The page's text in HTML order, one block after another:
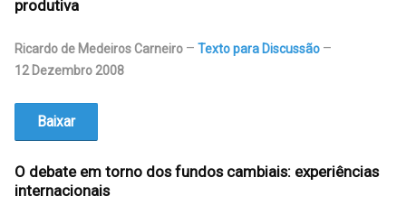
produtiva
Ricardo de Medeiros Carneiro
Texto para Discussão
12 Dezembro 2008
Baixar
O debate em torno dos fundos cambiais: experiências
internacionais